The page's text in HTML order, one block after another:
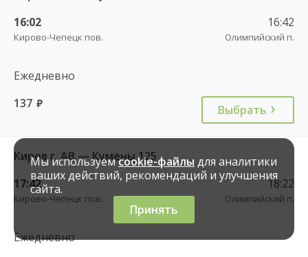
16:02
Кирово-Чепецк пов.
16:42
Олимпийский п.
Ежедневно
137 руб. Выбрать
Киров г. АВ — Кумены 125
17:42
Кирово-Чепецк пов.
18:22
Олимпийский п.
Ежедневно
Мы используемcookie-файлы для аналитики
ваших действий, рекомендаций и улучшения
сайта.
Принять